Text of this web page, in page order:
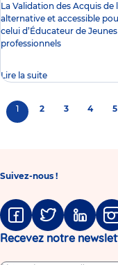
La Validation des Acquis de
alternative et accessible
celui d’Éducateur de
professionnels
Lire la suite
Pagination
Page
courante
1 Page
2 Page
3 Page
4 5
Suivez-nous !
FacebookTwitter Linkedin
Recevez notre